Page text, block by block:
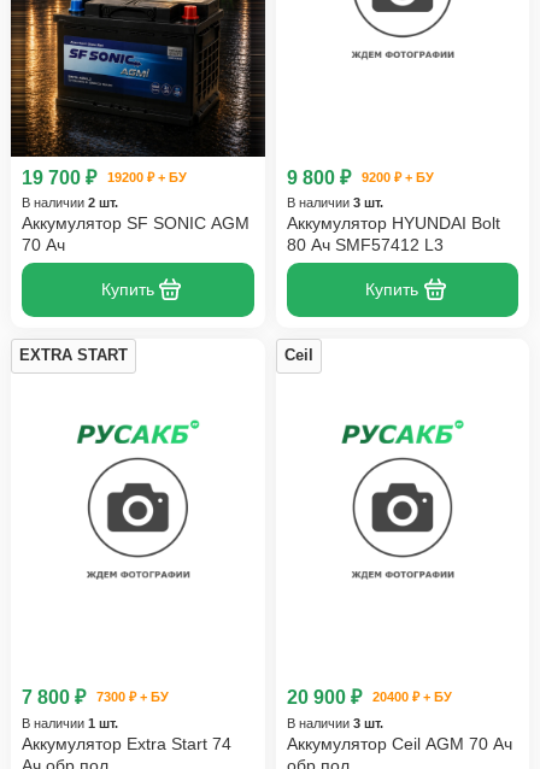
19 700 ₽
19200 ₽ + БУ
В наличии 2 шт.
Аккумулятор SF SONIC AGM
70 Ач
Купить
9 800 ₽
9200 ₽ + БУ
В наличии 3 шт.
Аккумулятор HYUNDAI Bolt
80 Ач SMF57412 L3
Купить
EXTRA START
7 800 ₽
7300 ₽ + БУ
В наличии 1 шт.
Аккумулятор Extra Start 74
Ceil
20 900 ₽
20400 ₽ + БУ
В наличии 3 шт.
Аккумулятор Ceil AGM 70 Ач